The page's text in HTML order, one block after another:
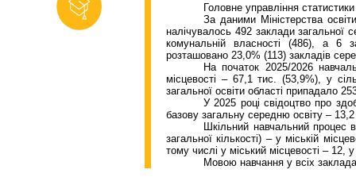
Головне управління
За даними Міністерства
налічувалось 492 заклади загальної
комунальній власності (486), а 6
розташовано 23,0% (113) закладів
На початок 2025/2026
місцевості – 67,1 тис. (53,9%), у
загальної освіти області припадало
У 2025 році свідоцтво про
базову загальну середню освіту –
Шкільний навчальний процес
загальної кількості) – у міській
тому числі у міський місцевості – 12,
Мовою навчання у всіх